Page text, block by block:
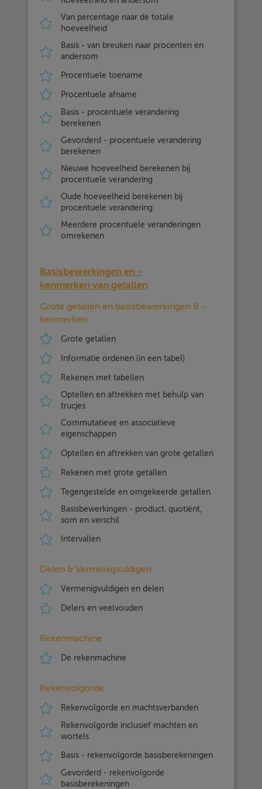
Van percentage naar de totale
hoeveelheid
Basis - van breuken naar procenten en
andersom
Procentuele toename
Procentuele afname
Basis - procentuele verandering
berekenen
Gevorderd - procentuele verandering
berekenen
Nieuwe hoeveelheid berekenen bij
procentuele verandering
Oude hoeveelheid berekenen bij
procentuele verandering
Meerdere procentuele veranderingen
omrekenen
Basisbewerkingen en -
kenmerken van getallen
Grote getallen en basisbewerkingen & -
kenmerken
Grote getallen
Informatie ordenen (in een tabel)
Rekenen met tabellen
Optellen en aftrekken met behulp van
trucjes
Commutatieve en associatieve
eigenschappen
Optellen en aftrekken van grote getallen
Rekenen met grote getallen
Tegengestelde en omgekeerde getallen
Basisbewerkingen - product, quotiënt,
som en verschil
Intervallen
Delen & Vermenigvuldigen
Vermenigvuldigen en delen
Delers en veelvouden
Rekenmachine
De rekenmachine
Rekenvolgorde
Rekenvolgorde en machtsverbanden
Rekenvolgorde inclusief machten en
wortels
Basis - rekenvolgorde basisberekeningen
Gevorderd - rekenvolgorde
basisberekeningen